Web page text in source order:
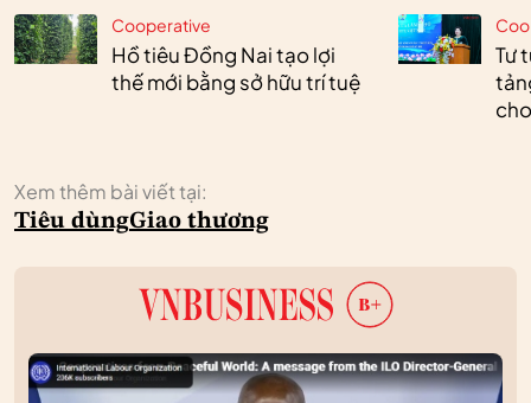
Cooperative
Hồ tiêu Đồng Nai tạo lợi
thế mới bằng sở hữu trí tuệ
Tư
Xem thêm bài viết tại:
Tiêu dùngGiao thương